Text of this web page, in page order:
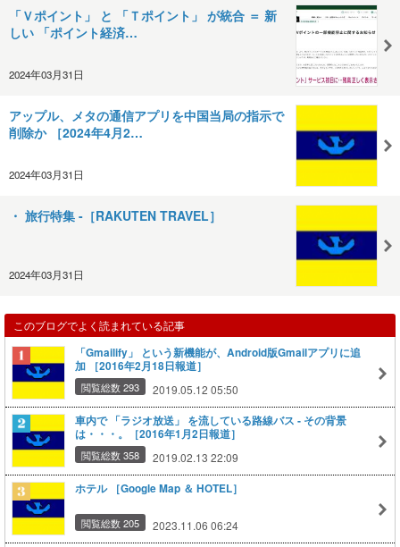
「Ｖポイント」 と 「Ｔポイント」 が統合 ＝ 新
しい 「ポイント経済…
2024年03月31日
アップル、メタの通信アプリを中国当局の指示で
削除か ［2024年4月2…
2024年03月31日
・ 旅行特集 -［RAKUTEN TRAVEL］
2024年03月31日
このブログでよく読まれている記事
「Gmailify」 という新機能が、Android版Gmailアプリに追
加 ［2016年2月18日報道］
閲覧総数 293 2019.05.12 05:50
車内で 「ラジオ放送」 を流している路線バス ‐ その背景
は・・・。［2016年1月2日報道］
閲覧総数 358 2019.02.13 22:09
ホテル ［Google Map ＆ HOTEL］
閲覧総数 205 2023.11.06 06:24